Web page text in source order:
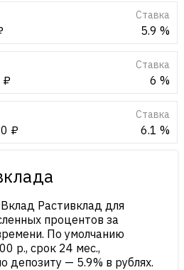
Cтавка
5.9 %
₽
Cтавка
6 %
₽
Cтавка
6.1 %
Растивклад для
процентов за
По умолчанию
р., срок 24 мес.,
депозиту — 5.9% в рублях.